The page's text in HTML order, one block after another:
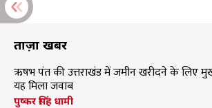
ताज़ा खबरें
ऋषभ पंत की उत्तराखंड में जमीन खरीदने के लिए
यह मिला जवाब
पुष्कर सिंह धामी